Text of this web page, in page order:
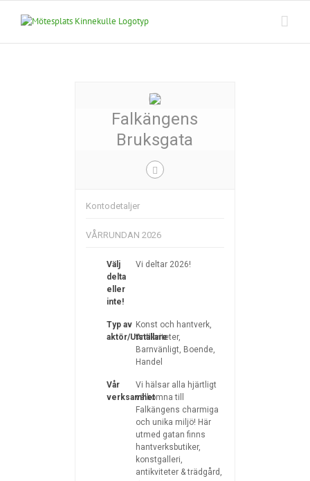
Falkängens
Bruksgata
Kontodetaljer
VÅRRUNDAN 2026
Välj
delta
eller
inte!
Vi deltar 2026!
Typ av
aktör/Utställare
Konst och hantverk,
Antikviteter,
Barnvänligt, Boende,
Handel
Vår
verksamhet
Vi hälsar alla hjärtligt
välkomna till
Falkängens charmiga
och unika miljö! Här
utmed gatan finns
hantverksbutiker,
konstgalleri,
antikviteter & trädgård,